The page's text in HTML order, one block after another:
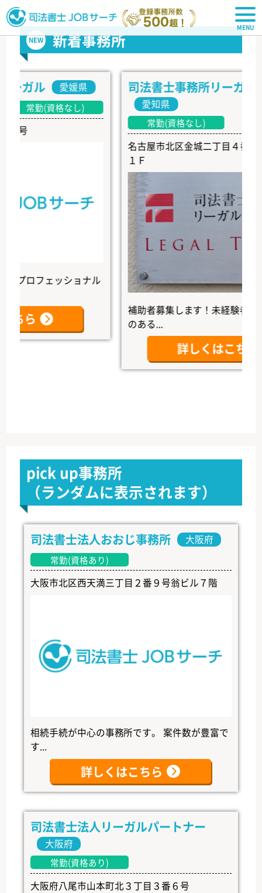
司法書士JOBサーチ
NEW 新着事務所
ル 愛媛県
常勤(資格なし)
フェッショナル
司法書士事務所リーガル・ト
愛知県
常勤(資格なし)
名古屋市北区金城二丁目４番４号
補助者募集します！未経験者大歓迎
のある...
詳しくはこちら
pick up事務所
（ランダムに表示されます）
司法書士法人おおじ事務所 大阪府
常勤(資格あり)
大阪市北区西天満三丁目２番９号翁ビル７階
相続手続が中心の事務所です。 案件数が豊富で
す...
詳しくはこちら
司法書士法人リーガルパートナー
大阪府
常勤(資格あり)
大阪府八尾市山本町北３丁目３番６号